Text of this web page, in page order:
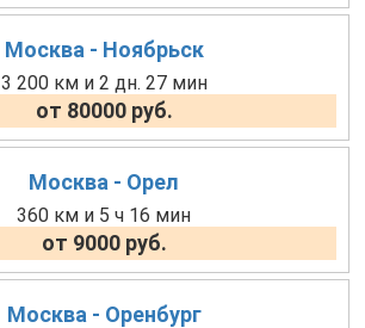
Москва - Ноябрьск
3 200 км и 2 дн. 27 мин
от 80000 руб.
Москва - Орел
360 км и 5 ч 16 мин
от 9000 руб.
Москва - Оренбург